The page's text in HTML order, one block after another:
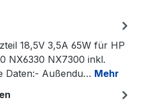
18,5V 3,5A 65W für HP
NX6330 NX7300 inkl.
Daten:- Außendu… Mehr